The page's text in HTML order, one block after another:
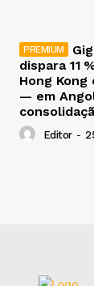
dispara 11
Hong
— em
Editor -